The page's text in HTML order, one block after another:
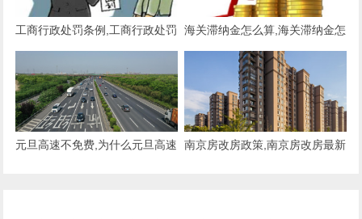
工商行政处罚条例,工商行政处罚
海关滞纳金怎么算,海关滞纳金怎
元旦高速不免费,为什么元旦高速
南京房改房政策,南京房改房最新